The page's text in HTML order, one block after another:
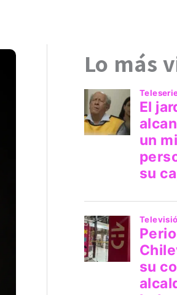
Lo más